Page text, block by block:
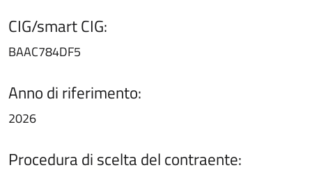
CIG/smart CIG:
BAAC784DF5
Anno di riferimento:
2026
Procedura di scelta del contraente: